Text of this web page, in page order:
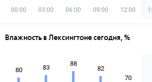
00:00 03:00 06:00 09:00 12:00
Влажность в Лексингтоне сегодня, %
80 83
88
82
70